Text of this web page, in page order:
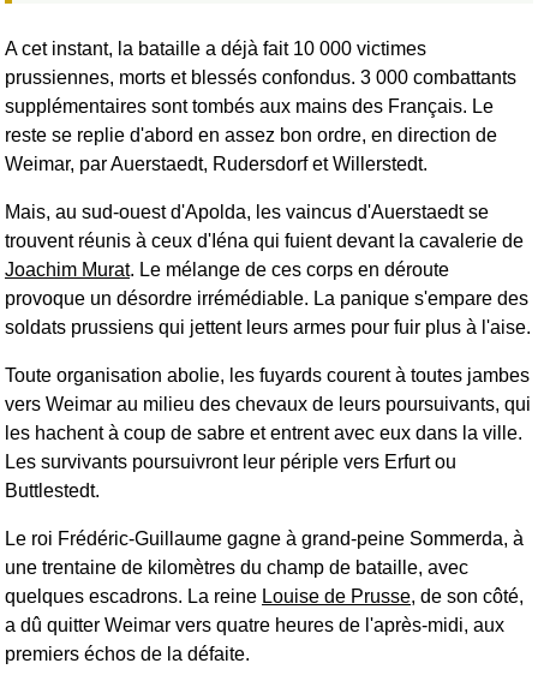
A cet instant, la bataille a déjà fait 10 000 victimes
prussiennes, morts et blessés confondus. 3 000 combattants
supplémentaires sont tombés aux mains des Français. Le
reste se replie d'abord en assez bon ordre, en direction de
Weimar, par Auerstaedt, Rudersdorf et Willerstedt.
Mais, au sud-ouest d'Apolda, les vaincus d'Auerstaedt se
trouvent réunis à ceux d'Iéna qui fuient devant la cavalerie de
Joachim Murat. Le mélange de ces corps en déroute
provoque un désordre irrémédiable. La panique s'empare des
soldats prussiens qui jettent leurs armes pour fuir plus à l'aise.
Toute organisation abolie, les fuyards courent à toutes jambes
vers Weimar au milieu des chevaux de leurs poursuivants, qui
les hachent à coup de sabre et entrent avec eux dans la ville.
Les survivants poursuivront leur périple vers Erfurt ou
Buttlestedt.
Le roi Frédéric-Guillaume gagne à grand-peine Sommerda, à
une trentaine de kilomètres du champ de bataille, avec
quelques escadrons. La reine Louise de Prusse, de son côté,
a dû quitter Weimar vers quatre heures de l'après-midi, aux
premiers échos de la défaite.